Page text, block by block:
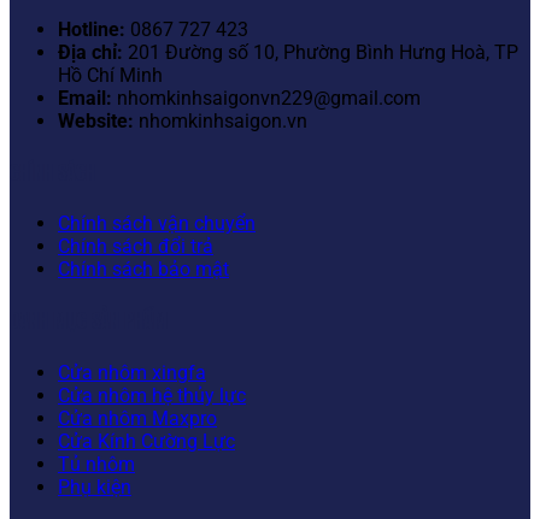
Hotline: 0867 727 423
Địa chỉ: 201 Đường số 10, Phường Bình Hưng Hoà, TP
Hồ Chí Minh
Email: nhomkinhsaigonvn229@gmail.com
Website: nhomkinhsaigon.vn
Chính sách vận chuyển
Chính sách đổi trả
Chính sách bảo mật
Cửa nhôm xingfa
Cửa nhôm hệ thủy lực
Cửa nhôm Maxpro
Cửa Kính Cường Lực
Tủ nhôm
Phụ kiện